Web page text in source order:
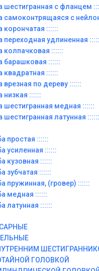
шестигранная с фланцем
самоконтрящаяся с
корончатая ::::::
переходная удлиненная
колпачковая ::::::
барашковая ::::::
квадратная ::::::
врезная по дереву ::::::
низкая ::::::
шестигранная медная ::::::
шестигранная латунная ::::::
простая ::::::
усиленная ::::::
кузовная ::::::
зубчатая ::::::
пружинная, (гровер) ::::::
медная ::::::
латунная ::::::
ГОЛОВКОЙ